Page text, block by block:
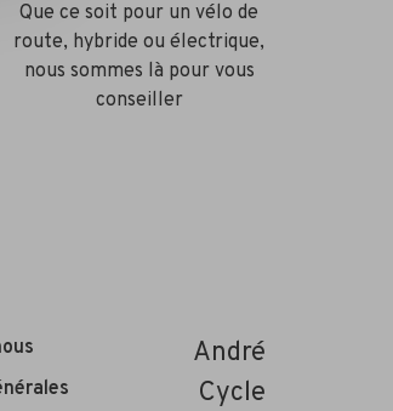
Que ce soit pour un vélo de
route, hybride ou électrique,
nous sommes là pour vous
conseiller
André
Cycle